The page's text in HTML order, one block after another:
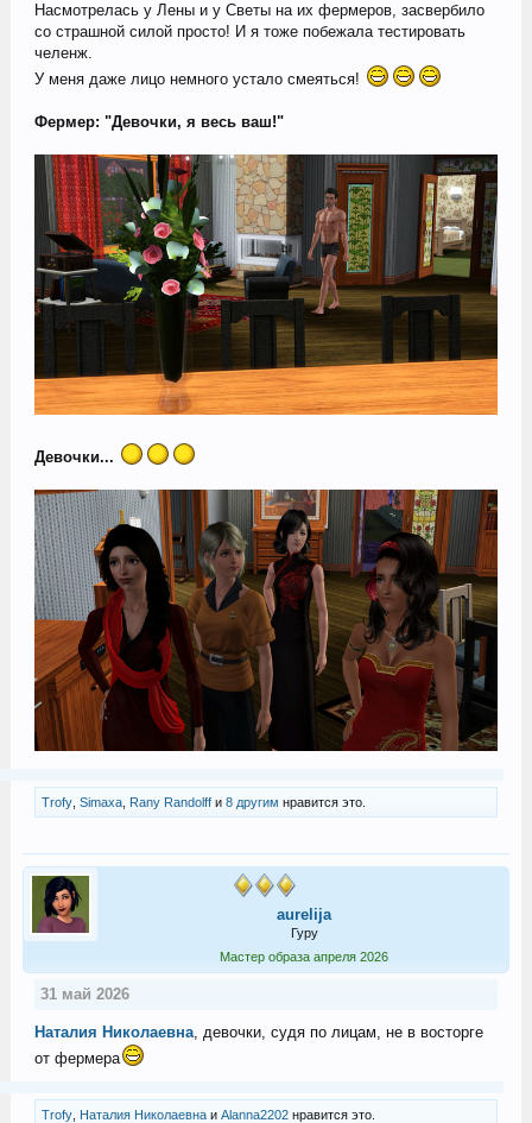
Насмотрелась у Лены и у Светы на их фермеров, засвербило
со страшной силой просто! И я тоже побежала тестировать
челенж.
У меня даже лицо немного устало смеяться!
Фермер: "Девочки, я весь ваш!"
Девочки...
Trofy, Simaxa, Rany Randolffи 8 другим нравится это.
aurelija
Гуру
Мастер образа апреля 2026
31 май 2026
Наталия Николаевна, девочки, судя по лицам, не в восторге
от фермера
Trofy, Наталия Николаевнаи Alanna2202нравится это.